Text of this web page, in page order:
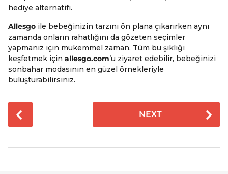
hediye alternatifi.
Allesgo ile bebeğinizin tarzını ön plana çıkarırken aynı
zamanda onların rahatlığını da gözeten seçimler
yapmanız için mükemmel zaman. Tüm bu şıklığı
keşfetmek için allesgo.com’u ziyaret edebilir, bebeğinizi
sonbahar modasının en güzel örnekleriyle
buluşturabilirsiniz.
o
t
NEXT